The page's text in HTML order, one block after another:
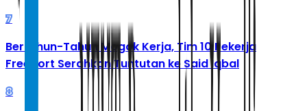
7
Bertahun-Tahun Mogok Kerja, Tim 10 Pekerja
Freeport Serahkan Tuntutan ke Said Iqbal
8